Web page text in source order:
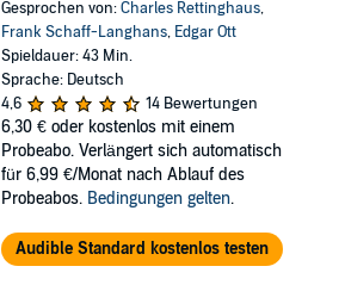
Gesprochen von:Charles Rettinghaus,
Frank Schaff-Langhans, Edgar Ott
Spieldauer: 43 Min.
Sprache: Deutsch
4,6
14 Bewertungen
6,30 € oder kostenlos mit einem
Probeabo. Verlängert sich automatisch
für 6,99 €/Monat nach Ablauf des
Probeabos. Bedingungen gelten.
Audible Standard kostenlos testen